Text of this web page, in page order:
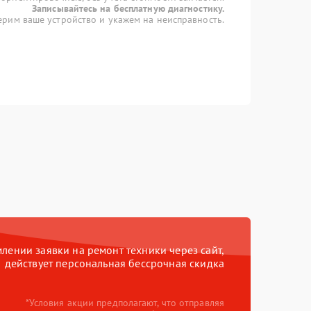
Записывайтесь на бесплатную диагностику.
ваше устройство и укажем на неисправность.
заявки на ремонт техники через сайт,
действует персональная бессрочная скидка
*Условия акции предполагают, что отправляя